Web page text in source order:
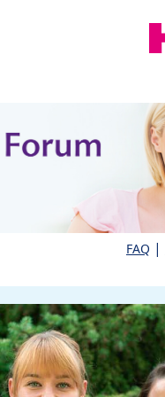
FAQ |